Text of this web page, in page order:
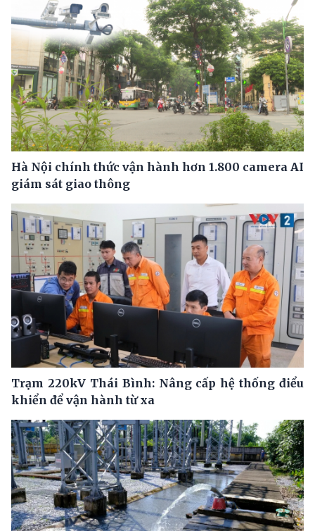
Hà Nội chính thức vận hành hơn 1.800 camera AI
giám sát giao thông
Trạm 220kV Thái Bình: Nâng cấp hệ thống điểu
khiển để vận hành từ xa